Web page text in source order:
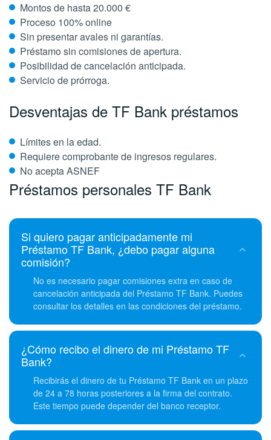
Montos de hasta 20.000 €
Proceso 100% online
Sin presentar avales ni garantías.
Préstamo sin comisiones de apertura.
Posibilidad de cancelación anticipada.
Servicio de prórroga.
Desventajas de TF Bank préstamos
Límites en la edad.
Requiere comprobante de ingresos regulares.
No acepta ASNEF
Préstamos personales TF Bank
Si quiero pagar anticipadamente mi
Préstamo TF Bank, ¿debo pagar alguna
comisión?
No es necesario pagar comisiones extra en caso de
cancelación anticipada del Préstamo TF Bank. Puedes
consultar los detalles en las condiciones del préstamo.
¿Cómo recibo el dinero de mi Préstamo TF
Bank?
Recibirás el dinero de tu Préstamo TF Bank en un plazo
de 24 a 78 horas posteriores a la firma del contrato.
Este tiempo puede depender del banco receptor.